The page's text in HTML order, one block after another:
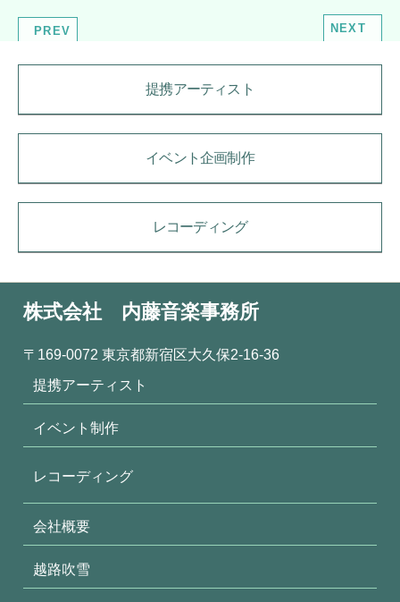
PREV NEXT
提携アーティスト
イベント企画制作
レコーディング
株式会社 内藤音楽事務所
〒169-0072 東京都新宿区大久保2-16-36
提携アーティスト
イベント制作
レコーディング
会社概要
越路吹雪